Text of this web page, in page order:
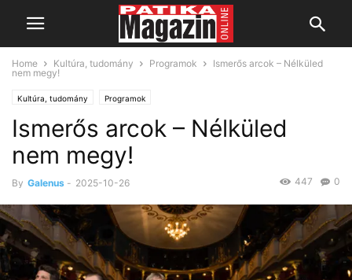
Home Kultúra, tudomány Programok
Ismerős arcok – Nélküled
nem megy!
Kultúra, tudomány Programok
Ismerős arcok – Nélküled
nem megy!
By Galenus - 2025-10-26 0
447